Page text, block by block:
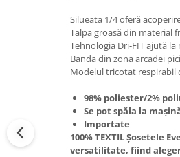
Silueata 1/4 oferă
Talpa groasă din material
Tehnologia Dri-FIT ajută
Banda din zona arcadei
Modelul tricotat respirabil
98% poliester/2%
Se pot spăla la
Importate
100% TEXTIL Șosetele
versatilitate, fiind